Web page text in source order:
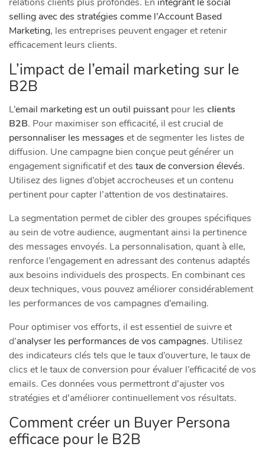
selling avec des stratégies comme l’Account Based
Marketing, les entreprises peuvent engager et retenir
efficacement leurs clients.
L’impact de l’email marketing sur le
B2B
L’email marketing est un outil puissantpour les clients
B2B. Pour maximiser son efficacité, il est crucial de
personnaliser les messages et de segmenter les listes de
diffusion. Une campagne bien conçue peut générer un
engagement significatif et des taux de conversion élevés.
Utilisez des lignes d’objet accrocheuses et un contenu
pertinent pour capter l’attention de vos destinataires.
La segmentation permet de cibler des groupes spécifiques
au sein de votre audience, augmentant ainsi la pertinence
des messages envoyés. La personnalisation, quant à elle,
renforce l’engagement en adressant des contenus adaptés
aux besoins individuels des prospects. En combinant ces
deux techniques, vous pouvez améliorer considérablement
les performances de vos campagnes d’emailing.
Pour optimiser vos efforts, il est essentiel de suivre et
d’analyser les performances de vos campagnes. Utilisez
des indicateurs clés tels que le taux d’ouverture, le taux de
clics et le taux de conversion pour évaluer l’efficacité de vos
emails. Ces données vous permettront d’ajuster vos
stratégies et d’améliorer continuellement vos résultats.
Comment créer un Buyer Persona
efficace pour le B2B